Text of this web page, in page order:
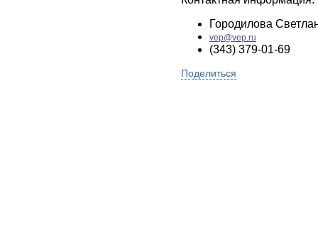
Городилова
vep@vep.ru
(343) 379-01-69
Поделиться